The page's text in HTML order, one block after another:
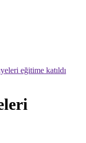
eğitime katıldı